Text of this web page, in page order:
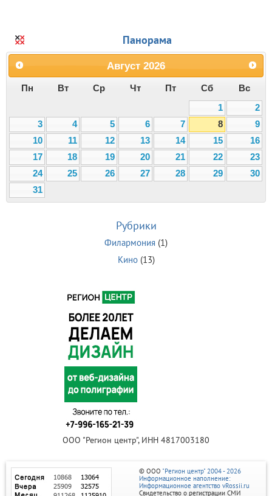
Панорама
Август 2026
Пн Вт Ср Чт Пт Сб
Вс
1
2
3
4 5 6 7 8
9
10
11 12 13 14 15
16
17
18 19 20 21 22
23
24
25 26 27 28 29
30
31
Рубрики
Филармония (1)
Кино(13)
ООО "Регион центр", ИНН 4817003180
© ООО "Регион центр" 2004 - 2026
Информационное наполнение:
Информационное агентство vRossii.ru
Свидетельство о регистрации СМИ